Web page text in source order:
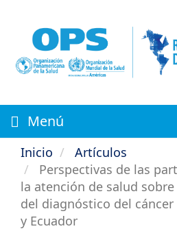
contenido
principal
Menú
Inicio
Artículos
Perspectivas de las
la atención de salud
del diagnóstico del
y Ecuador